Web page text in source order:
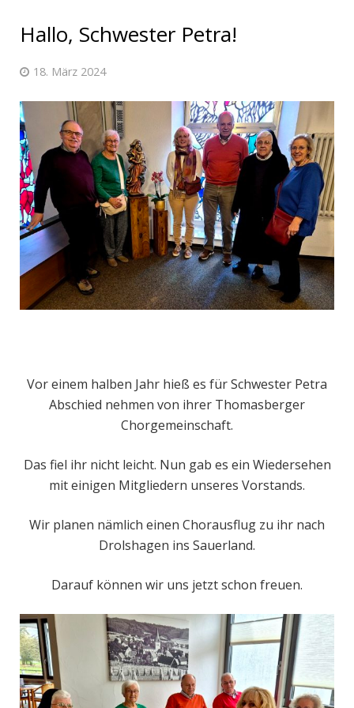
Hallo, Schwester Petra!
18. März 2024
Vor einem halben Jahr hieß es für Schwester Petra
Abschied nehmen von ihrer Thomasberger
Chorgemeinschaft.
Das fiel ihr nicht leicht. Nun gab es ein Wiedersehen
mit einigen Mitgliedern unseres Vorstands.
Wir planen nämlich einen Chorausflug zu ihr nach
Drolshagen ins Sauerland.
Darauf können wir uns jetzt schon freuen.